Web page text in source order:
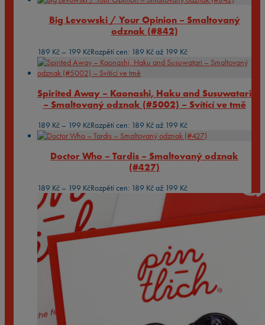
Big Levowski / Your Opinion – Smaltovaný
odznak (#842)
189 Kč – 199 KčRozpětí cen: 189 Kč až 199 Kč
Spirited Away – Kaonashi, Haku and Susuwatari
– Smaltovaný odznak (#5002) – Svítící ve tmě
189 Kč – 199 KčRozpětí cen: 189 Kč až 199 Kč
Doctor Who – Tardis – Smaltovaný odznak
(#427)
189 Kč – 199 KčRozpětí cen: 189 Kč až 199 Kč